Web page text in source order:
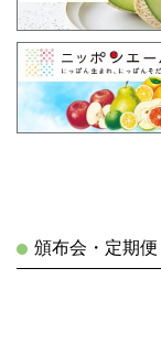
頒布会・定期便